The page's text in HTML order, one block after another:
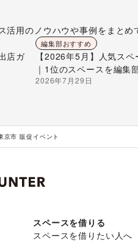
活用のノウハウや事例をまとめ
店ガ
編集部おすすめ
【2026年5月】人気ス
｜1位のスペースを編集
2026年7月29日
京市 販促イベント
スペースを借りる
スペースを借りたい人へ